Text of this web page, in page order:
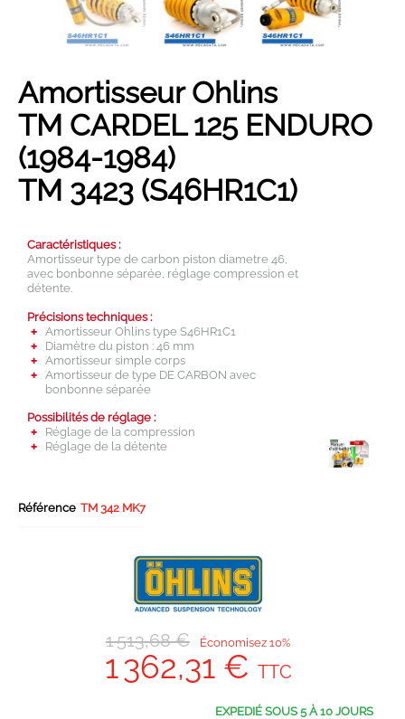
Amortisseur Ohlins
TM CARDEL 125 ENDURO
(1984-1984)
TM 3423 (S46HR1C1)
Caractéristiques :
Amortisseur type de carbon piston diametre 46,
avec bonbonne séparée, réglage compression et
détente.
Précisions techniques :
Amortisseur Ohlins type S46HR1C1
Diamètre du piston : 46 mm
Amortisseur simple corps
Amortisseur de type DE CARBON avec
bonbonne séparée
Possibilités de réglage :
Réglage de la compression
Réglage de la détente
Référence TM 342 MK7
1 513,68 € Économisez 10%
1 362,31 € TTC
EXPEDIÉ SOUS 5 À 10 JOURS